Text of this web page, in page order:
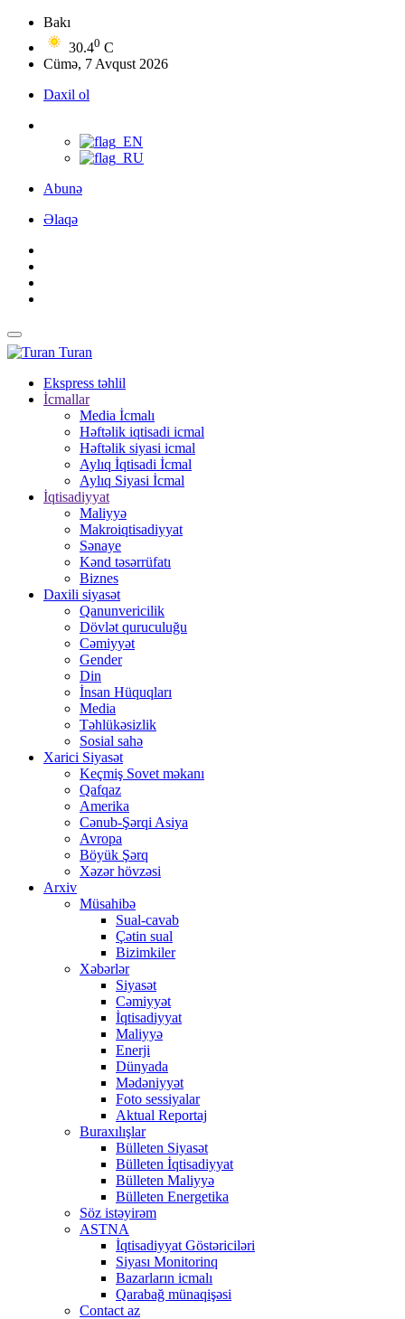
Bakı
30.40 C
Cümə, 7 Avqust 2026
Daxil ol
Abunə
Əlaqə
Turan
Ekspress təhlil
İcmallar
Media İcmalı
Həftəlik iqtisadi icmal
Həftəlik siyasi icmal
Aylıq İqtisadi İcmal
Aylıq Siyasi İcmal
İqtisadiyyat
Maliyyə
Makroiqtisadiyyat
Sənaye
Kənd təsərrüfatı
Biznes
Daxili siyasət
Qanunvericilik
Dövlət quruculuğu
Cəmiyyət
Gender
Din
İnsan Hüquqları
Media
Təhlükəsizlik
Sosial sahə
Xarici Siyasət
Keçmiş Sovet məkanı
Qafqaz
Amerika
Cənub-Şərqi Asiya
Avropa
Böyük Şərq
Xəzər hövzəsi
Arxiv
Müsahibə
Sual-cavab
Çətin sual
Bizimkiler
Xəbərlər
Siyasət
Cəmiyyət
İqtisadiyyat
Maliyyə
Enerji
Dünyada
Mədəniyyət
Foto sessiyalar
Aktual Reportaj
Buraxılışlar
Bülleten Siyasət
Bülleten İqtisadiyyat
Bülleten Maliyyə
Bülleten Energetika
Söz istəyirəm
ASTNA
İqtisadiyyat Göstəriciləri
Siyası Monitorinq
Bazarların icmalı
Qarabağ münaqişəsi
Contact az